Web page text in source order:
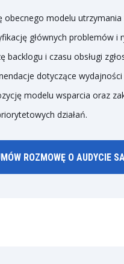
obecnego modelu utrzymania
głównych problemów i
backlogu i czasu obsługi
dotyczące
modelu wsparcia oraz
działań.
ROZMOWĘ O AUDYCIE